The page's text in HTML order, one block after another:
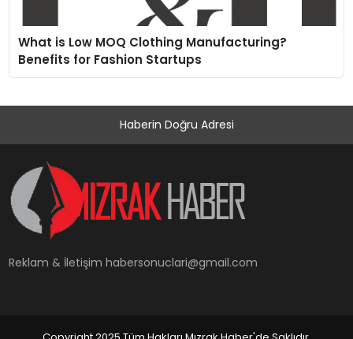
What is Low MOQ Clothing Manufacturing?
Benefits for Fashion Startups
Haberin Doğru Adresi
Reklam & İletişimhabersonuclari@gmail.com